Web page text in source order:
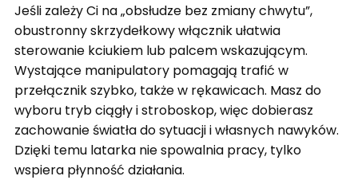
Jeśli zależy Ci na „obsłudze bez zmiany chwytu”,
obustronny skrzydełkowy włącznik ułatwia
sterowanie kciukiem lub palcem wskazującym.
Wystające manipulatory pomagają trafić w
przełącznik szybko, także w rękawicach. Masz do
wyboru tryb ciągły i stroboskop, więc dobierasz
zachowanie światła do sytuacji i własnych nawyków.
Dzięki temu latarka nie spowalnia pracy, tylko
wspiera płynność działania.